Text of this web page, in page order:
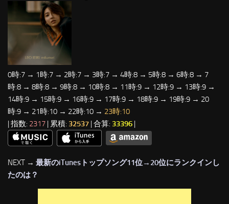
0時:7 → 1時:7 → 2時:7 → 3時:7 → 4時:8 → 5時:8 → 6時:8 → 7
時:8 → 8時:8 → 9時:8 → 10時:8 → 11時:9 → 12時:9 → 13時:9 →
14時:9 → 15時:9 → 16時:9 → 17時:9 → 18時:9 → 19時:9 → 20
時:9 → 21時:10 → 22時:10 → 23時:10
| 指数: 2317 | 累積: 32537 | 合算: 33396 |
NEXT → 最新のiTunesトップソング11位→20位にランクインし
たのは？